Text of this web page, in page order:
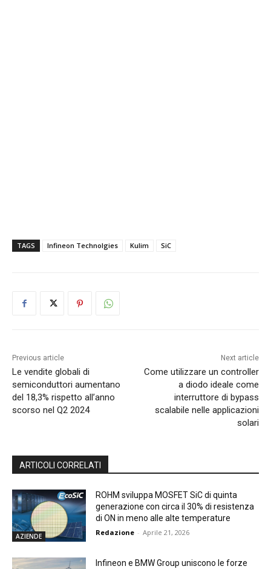
TAGS Infineon Technolgies Kulim SiC
Previous article
Le vendite globali di
semiconduttori aumentano
del 18,3% rispetto all’anno
scorso nel Q2 2024
Next article
Come utilizzare un controller
a diodo ideale come
interruttore di bypass
scalabile nelle applicazioni
solari
ARTICOLI CORRELATI
AZIENDE
ROHM sviluppa MOSFET SiC di quinta
generazione con circa il 30% di resistenza
di ON in meno alle alte temperature
Redazione - Aprile 21, 2026
Infineon e BMW Group uniscono le forze